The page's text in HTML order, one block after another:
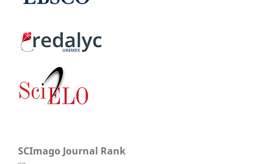
SCImago Journal Rank